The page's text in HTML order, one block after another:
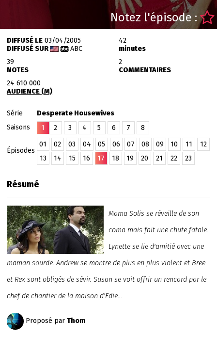
Notez l'épisode :
DIFFUSÉ LE03/04/2005
DIFFUSÉ SUR
ABC
42
minutes
39
NOTES
2
COMMENTAIRES
24 610 000
AUDIENCE (M)
Série
Desperate Housewives
Saisons
1 2 3 4 5 6 7 8
Épisodes
01 02 03 04 05 06 07 08 09 10 11
12
13
14 15 16 17 18 19 20 21 22 23
Résumé
Mama Solis se réveille de son
coma mais fait une chute fatale.
Lynette se lie d'amitié avec une
maman sourde. Andrew se montre de plus en plus violent et Bree
et Rex sont obligés de sévir. Susan se voit offrir un rencard par le
chef de chantier de la maison d'Edie...
Proposé par Thom